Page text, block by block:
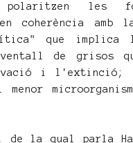
les
coherència amb
que implica
de grisos
i l'extinció;
de la qual parla